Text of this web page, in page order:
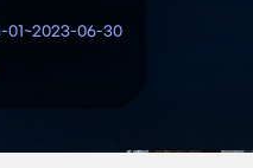
01~2023-06-30